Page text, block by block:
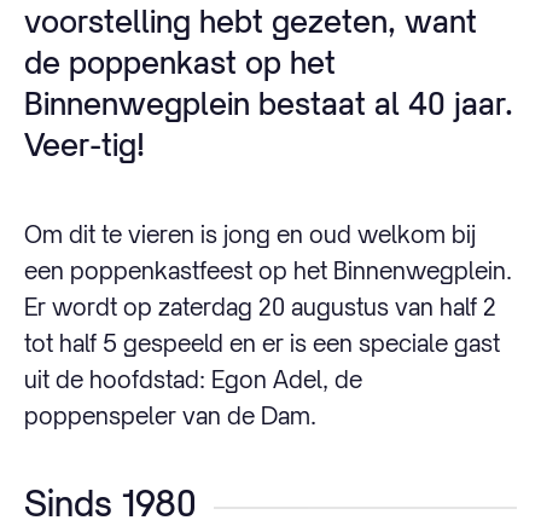
voorstelling hebt gezeten, want
de poppenkast op het
Binnenwegplein bestaat al 40 jaar.
Veer-tig!
Om dit te vieren is jong en oud welkom bij
een poppenkastfeest op het Binnenwegplein.
Er wordt op zaterdag 20 augustus van half 2
tot half 5 gespeeld en er is een speciale gast
uit de hoofdstad: Egon Adel, de
poppenspeler van de Dam.
Sinds 1980